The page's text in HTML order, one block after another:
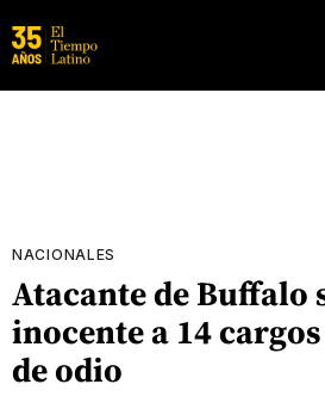
NACIONALES
Atacante de Buffalo
inocente a 14
de odio